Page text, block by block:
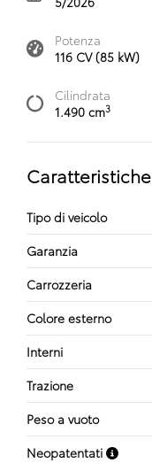
Potenza
116 CV (85 kW)
Cilindrata
1.490 cm3
Caratteristiche
Tipo di veicolo
Garanzia
Carrozzeria
Colore esterno
Interni
Trazione
Peso a vuoto
Neopatentati